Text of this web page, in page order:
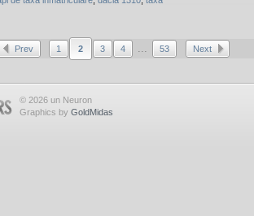
Prev 1 2 3 4 ... 53 Next
© 2026 un Neuron
Graphics by GoldMidas